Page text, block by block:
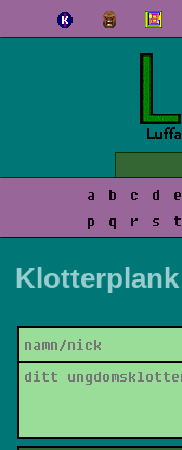
a b c d e
p
q r s t
Klotterplank